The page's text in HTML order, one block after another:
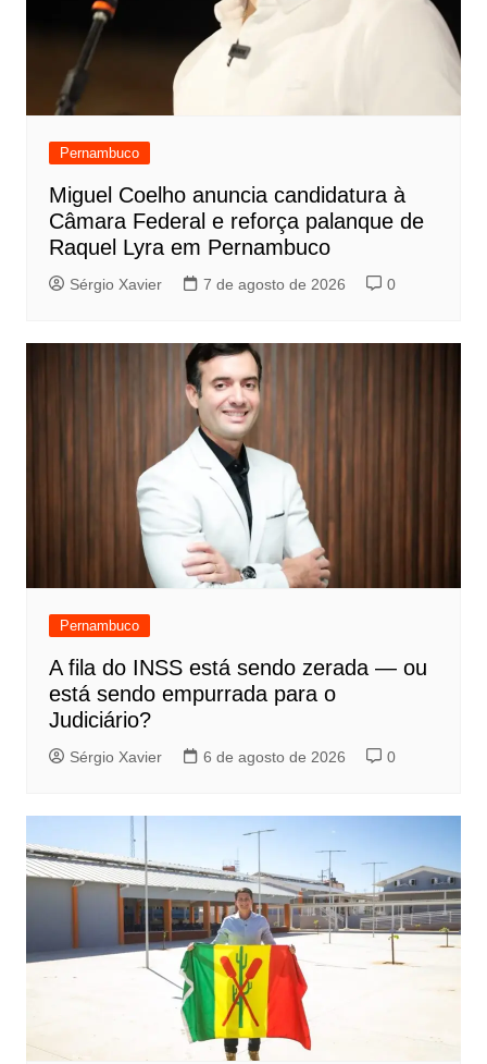
Pernambuco
Miguel Coelho anuncia candidatura à
Câmara Federal e reforça palanque de
Raquel Lyra em Pernambuco
Sérgio Xavier 7 de agosto de 2026 0
Pernambuco
A fila do INSS está sendo zerada — ou
está sendo empurrada para o
Judiciário?
Sérgio Xavier 6 de agosto de 2026 0